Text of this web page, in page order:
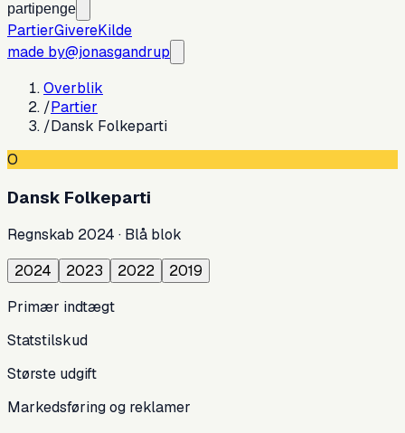
partipenge
PartierGivereKilde
made by@jonasgandrup
Overblik
/Partier
/Dansk Folkeparti
O
Dansk Folkeparti
Regnskab 2024 · Blå blok
2024
2023 2022
2019
Primær indtægt
Statstilskud
Største udgift
Markedsføring og reklamer